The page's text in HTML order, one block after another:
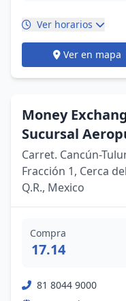
Ver horarios
Ver en mapa
Money
Sucursal
Carret. Cancún-
Fracción 1, Cerca
Q.R., Mexico
Compra
17.14
81 8044 9000